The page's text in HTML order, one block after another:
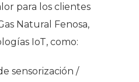
para los clientes
Natural Fenosa,
IoT, como:
sensorización /